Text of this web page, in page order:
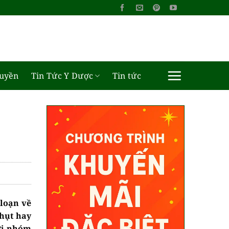
Tin Tức Y Dược Tin tức
về
hay